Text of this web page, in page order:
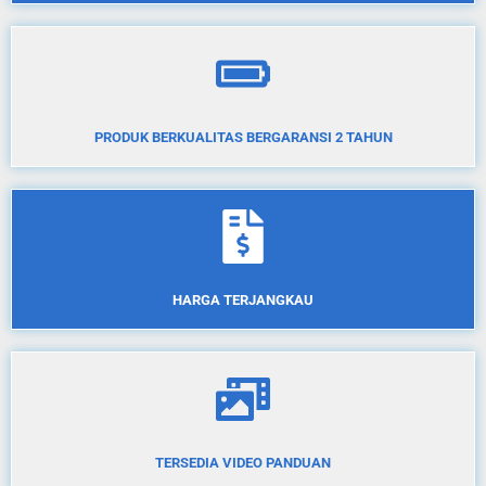
PRODUK BERKUALITAS BERGARANSI 2 TAHUN
HARGA TERJANGKAU
TERSEDIA VIDEO PANDUAN